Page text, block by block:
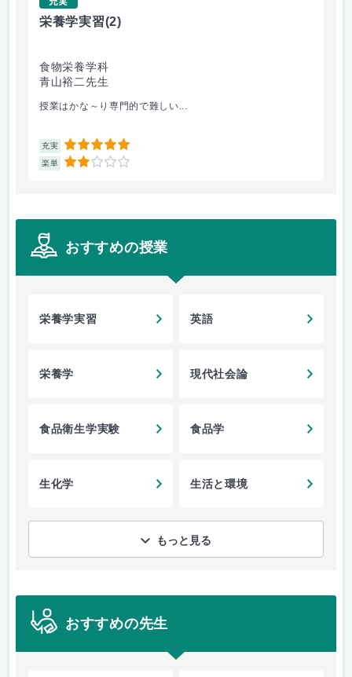
栄養学実習(2)
食物栄養学科
青山裕二先生
授業はかな～り専門的で難しい...
充実 5
楽単 2
おすすめの授業
栄養学実習 英語
栄養学 現代社会論
食品衛生学実験 食品学
生化学 生活と環境
もっと見る
おすすめの先生